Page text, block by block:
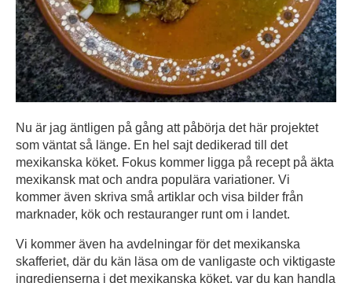
Nu är jag äntligen på gång att påbörja det här projektet
som väntat så länge. En hel sajt dedikerad till det
mexikanska köket. Fokus kommer ligga på recept på äkta
mexikansk mat och andra populära variationer. Vi
kommer även skriva små artiklar och visa bilder från
marknader, kök och restauranger runt om i landet.
Vi kommer även ha avdelningar för det mexikanska
skafferiet, där du kän läsa om de vanligaste och viktigaste
ingredienserna i det mexikanska köket, var du kan handla